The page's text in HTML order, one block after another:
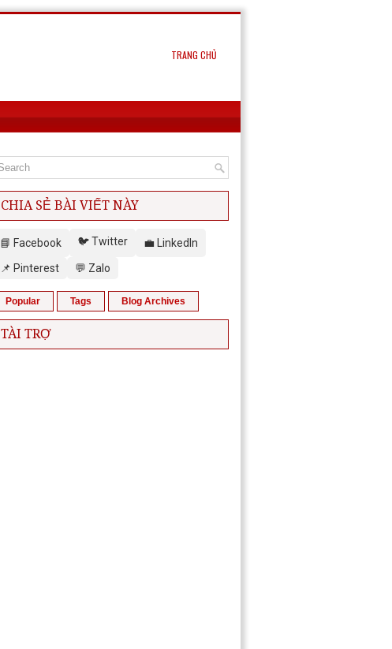
TRANG CHỦ
CHIA SẺ BÀI VIẾT NÀY
📘 Facebook 🐦 Twitter
💼 LinkedIn
📌 Pinterest
💬 Zalo
Popular Tags Blog Archives
TÀI TRỢ